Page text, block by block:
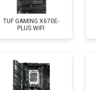
TUF GAMING X670E-
PLUS WIFI